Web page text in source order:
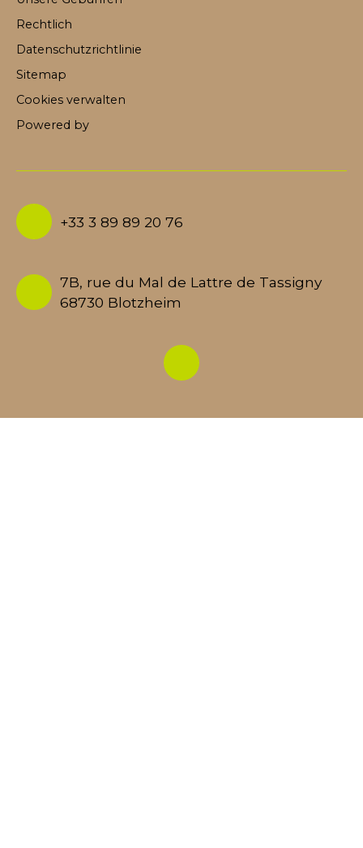
Rechtlich
Datenschutzrichtlinie
Sitemap
Cookies verwalten
Powered by
+33 3 89 89 20 76
7B, rue du Mal de Lattre de Tassigny
68730 Blotzheim